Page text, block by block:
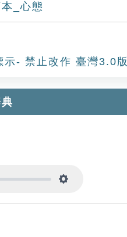
_心態
示- 禁止改作 臺灣3.0